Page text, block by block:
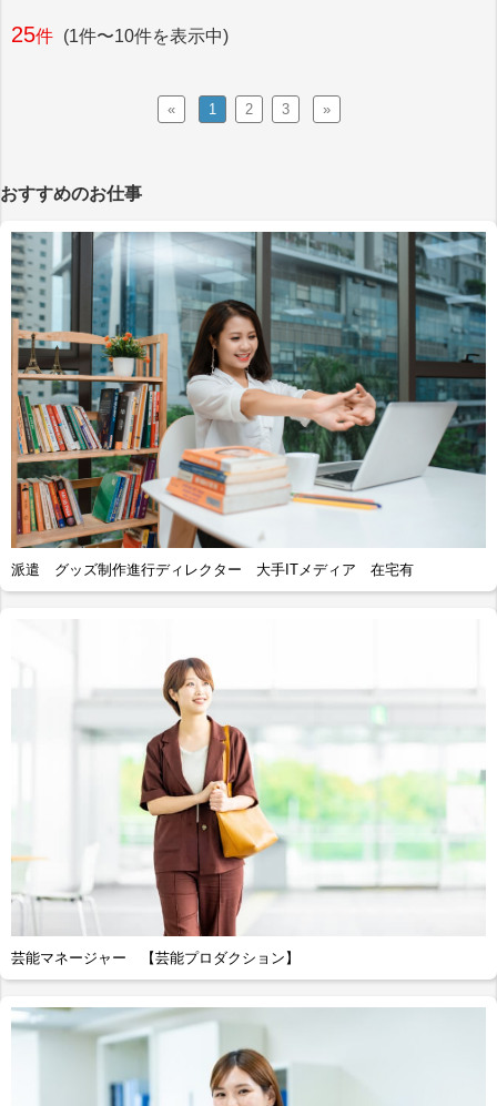
25件 (1件〜10件を表示中)
« 1 2 3 »
おすすめのお仕事
派遣 グッズ制作進行ディレクター 大手ITメディア 在宅有
芸能マネージャー 【芸能プロダクション】